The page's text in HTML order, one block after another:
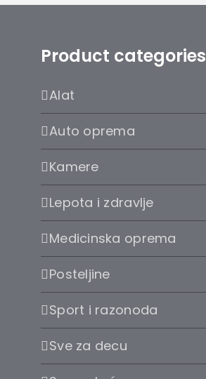
Product categories
Alat
Auto oprema
Kamere
Lepota i zdravlje
Medicinska oprema
Posteljine
Sport i razonoda
Sve za decu